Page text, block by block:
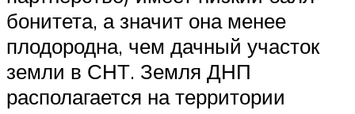
бонитета, а значит она менее
плодородна, чем дачный участок
земли в СНТ. Земля ДНП
располагается на территории